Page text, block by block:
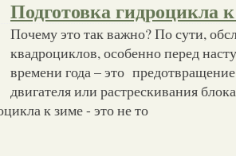
Подготовка гидроцикла
Почему это так важно? По сути,
квадроциклов, особенно перед
времени года – это
двигателя или растрескивания
к зиме - это не то